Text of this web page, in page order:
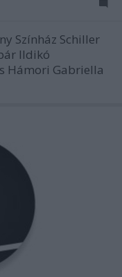
Színház Schiller
Ildikó
Hámori Gabriella